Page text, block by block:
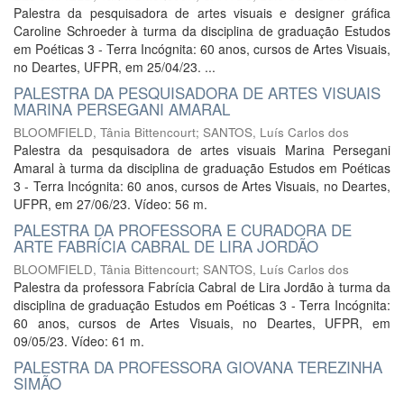
Palestra da pesquisadora de artes visuais e designer gráfica
Caroline Schroeder à turma da disciplina de graduação Estudos
em Poéticas 3 - Terra Incógnita: 60 anos, cursos de Artes Visuais,
no Deartes, UFPR, em 25/04/23. ...
PALESTRA DA PESQUISADORA DE ARTES VISUAIS
MARINA PERSEGANI AMARAL
BLOOMFIELD, Tânia Bittencourt; SANTOS, Luís Carlos dos
Palestra da pesquisadora de artes visuais Marina Persegani
Amaral à turma da disciplina de graduação Estudos em Poéticas
3 - Terra Incógnita: 60 anos, cursos de Artes Visuais, no Deartes,
UFPR, em 27/06/23. Vídeo: 56 m.
PALESTRA DA PROFESSORA E CURADORA DE
ARTE FABRÍCIA CABRAL DE LIRA JORDÃO
BLOOMFIELD, Tânia Bittencourt; SANTOS, Luís Carlos dos
Palestra da professora Fabrícia Cabral de Lira Jordão à turma da
disciplina de graduação Estudos em Poéticas 3 - Terra Incógnita:
60 anos, cursos de Artes Visuais, no Deartes, UFPR, em
09/05/23. Vídeo: 61 m.
PALESTRA DA PROFESSORA GIOVANA TEREZINHA
SIMÃO